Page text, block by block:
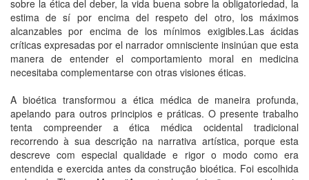
sobre la ética del deber, la vida buena sobre la obligatoriedad, la
estima de sí por encima del respeto del otro, los máximos
alcanzables por encima de los mínimos exigibles.Las ácidas
críticas expresadas por el narrador omnisciente insinúan que esta
manera de entender el comportamiento moral en medicina
necesitaba complementarse con otras visiones éticas.
A bioética transformou a ética médica de maneira profunda,
apelando para outros principios e práticas. O presente trabalho
tenta compreender a ética médica ocidental tradicional
recorrendo à sua descrição na narrativa artística, porque esta
descreve com especial qualidade e rigor o modo como era
entendida e exercida antes da construção bioética. Foi escolhida